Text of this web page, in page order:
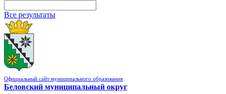
Все результаты
Официальный сайт муниципального образования
Беловский муниципальный округ